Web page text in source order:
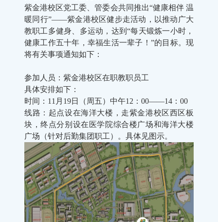
紫金港校区党工委、管委会共同推出“健康相伴 温
暖同行”——紫金港校区健步走活动，以推动广大
教职工多健身、多运动，达到“每天锻炼一小时，
健康工作五十年，幸福生活一辈子！”的目标。现
将有关事项通知如下：
参加人员：紫金港校区在职教职员工
具体安排如下：
时间：11月19日（周五）中午12：00——14：00
线路：起点设在海洋大楼，走紫金港校区西区板
块，终点分别设在医学院综合楼广场和海洋大楼
广场（针对后勤集团职工）。具体见图示。